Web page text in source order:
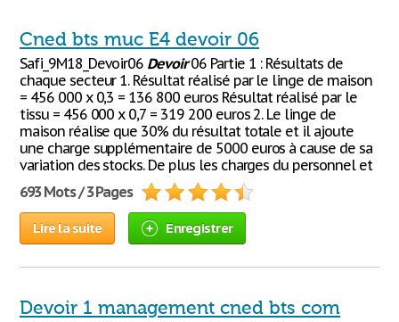
Cned bts muc E4 devoir 06
Safi_9M18_Devoir06 Devoir06 Partie 1 : Résultats de
chaque secteur 1. Résultat réalisé par le linge de maison
= 456 000 x 0,3 = 136 800 euros Résultat réalisé par le
tissu = 456 000 x 0,7 = 319 200 euros 2. Le linge de
maison réalise que 30% du résultat totale et il ajoute
une charge supplémentaire de 5000 euros à cause de sa
variation des stocks. De plus les charges du personnel et
693 Mots / 3 Pages
Lire la suite Enregistrer
Devoir 1 management cned bts com